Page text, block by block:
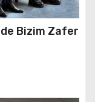
Bizim Zafer